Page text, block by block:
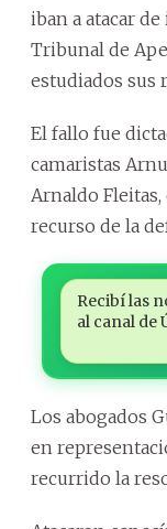
iban a atacar
Tribunal de
estudiados sus
El fallo fue
camaristas
Arnaldo
recurso de la
Recibí las
al canal de
Los abogados
en
recurrido la